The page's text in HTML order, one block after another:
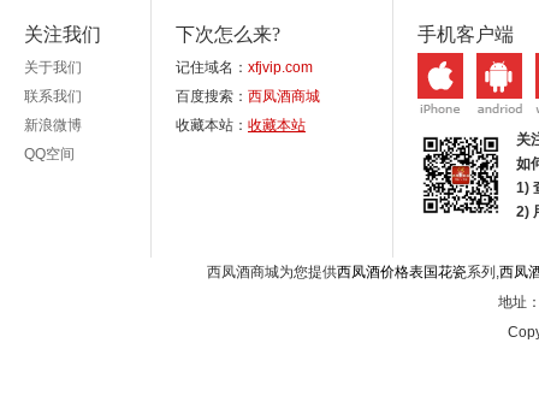
关注我们
关于我们
联系我们
新浪微博
QQ空间
下次怎么来?
记住域名： xfjvip.com
百度搜索： 西凤酒商城
收藏本站： 收藏本站
手机客户端
关
如
1)
2)
西凤酒商城为您提供西凤酒价格表国花瓷系列,西凤
地址